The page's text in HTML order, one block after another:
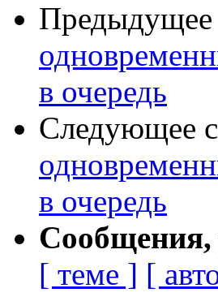
в очередь
Следующее
в очередь
Сообщения,
[ теме ] [